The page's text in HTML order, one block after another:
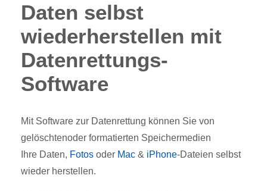
Daten selbst
wiederherstellen mit
Datenrettungs-
Software
Mit Software zur Datenrettung können Sie von
gelöschtenoder formatierten Speichermedien
Ihre Daten, Fotos oder Mac & iPhone-Dateien selbst
wieder herstellen.